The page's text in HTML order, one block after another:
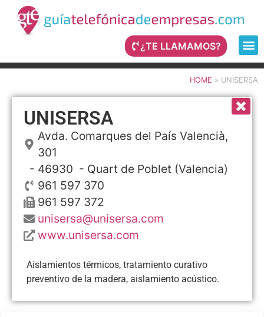
¿TE LLAMAMOS?
HOME » UNISERSA
UNISERSA
Avda. Comarques del País Valencià,
301
- 46930 - Quart de Poblet (Valencia)
961 597 370
961 597 372
unisersa@unisersa.com
www.unisersa.com
Aislamientos térmicos, tratamiento curativo
preventivo de la madera, aislamiento acústico.